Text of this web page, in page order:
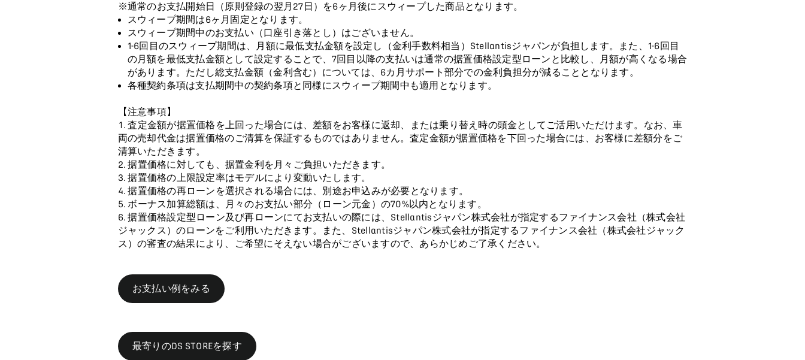
※通常のお支払開始日（原則登録の翌月27日）を6ヶ月後にスウィープした商品となります。
スウィープ期間は6ヶ月固定となります。
スウィープ期間中のお支払い（口座引き落とし）はございません。
1-6回目のスウィープ期間は、月額に最低支払金額を設定し（金利手数料相当）Stellantisジャパンが負担します。また、1-6回目
の月額を最低支払金額として設定することで、7回目以降の支払いは通常の据置価格設定型ローンと比較し、月額が高くなる場合
があります。ただし総支払金額（金利含む）については、6カ月サポート部分での金利負担分が減ることとなります。
各種契約条項は支払期間中の契約条項と同様にスウィープ期間中も適用となります。
【注意事項】
査定金額が据置価格を上回った場合には、差額をお客様に返却、または乗り替え時の頭金としてご活用いただけます。なお、車
両の売却代金は据置価格のご清算を保証するものではありません。査定金額が据置価格を下回った場合には、お客様に差額分をご
清算いただきます。
据置価格に対しても、据置金利を月々ご負担いただきます。
据置価格の上限設定率はモデルにより変動いたします。
据置価格の再ローンを選択される場合には、別途お申込みが必要となります。
ボーナス加算総額は、月々のお支払い部分（ローン元金）の70%以内となります。
据置価格設定型ローン及び再ローンにてお支払いの際には、Stellantisジャパン株式会社が指定するファイナンス会社（株式会社
ジャックス）のローンをご利用いただきます。また、Stellantisジャパン株式会社が指定するファイナンス会社（株式会社ジャック
ス）の審査の結果により、ご希望にそえない場合がございますので、あらかじめご了承ください。
お支払い例をみる
最寄りのDS STOREを探す